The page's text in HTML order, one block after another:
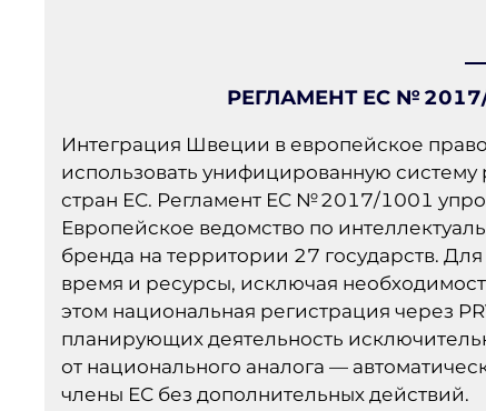
РЕГЛАМЕНТ ЕС №
Интеграция Швеции в европейское
использовать унифицированную
стран ЕС. Регламент ЕС № 2017/1001
Европейское ведомство по
бренда на территории 27 государств.
время и ресурсы, исключая
этом национальная регистрация через
планирующих деятельность
от национального аналога —
члены ЕС без дополнительных действий.